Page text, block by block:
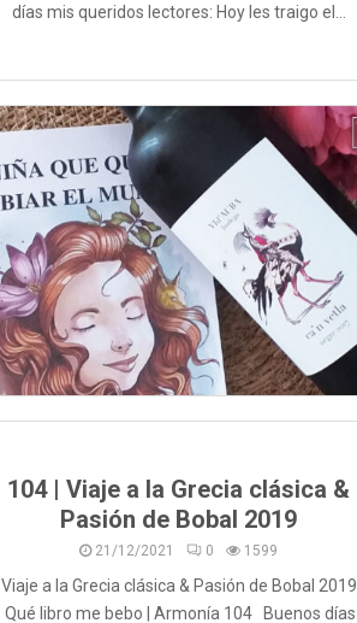
días mis queridos lectores: Hoy les traigo el...
104 | Viaje a la Grecia clásica &
Pasión de Bobal 2019
21/12/2021 0 1599
Viaje a la Grecia clásica & Pasión de Bobal 2019
Qué libro me bebo | Armonía 104 Buenos días